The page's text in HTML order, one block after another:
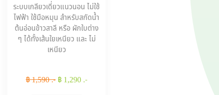
ระบบเกลียวเดี่ยวแนวนอน ไม่ใช้
ไฟฟ้า ใช้มือหมุน สำหรับสกัดน้ำ
ต้นอ่อนข้าวสาลี หรือ ผักใบต่าง
ๆ ได้ทั้งเส้นใยเหนียว และ ไม่
เหนียว
฿ 1,590 .- ฿ 1,290 .-